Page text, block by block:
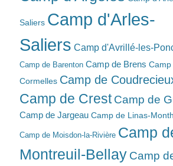
Saliers Camp d'Arles-
Saliers Camp d'Avrillé-les-
Camp de Barenton Camp de Brens Camp
Cormelles Camp de
Camp de Crest Camp de
Camp de Jargeau Camp de Linas-
Camp de Moisdon-la-Rivière Camp
Montreuil-Bellay Camp